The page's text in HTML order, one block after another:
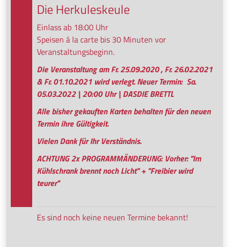
Die Herkuleskeule
Einlass ab 18:00 Uhr
Speisen á la carte bis 30 Minuten vor
Veranstaltungsbeginn.
Die Veranstaltung am Fr. 25.09.2020 , Fr. 26.02.2021
& Fr. 01.10.2021 wird verlegt. Neuer Termin: Sa.
05.03.2022 | 20:00 Uhr | DASDIE BRETTL
Alle bisher gekauften Karten behalten für den neuen
Termin ihre Gültigkeit.
Vielen Dank für Ihr Verständnis.
ACHTUNG 2x PROGRAMMÄNDERUNG: Vorher: "Im
Kühlschrank brennt noch Licht" + "Freibier wird
teurer"
Es sind noch keine neuen Termine bekannt!